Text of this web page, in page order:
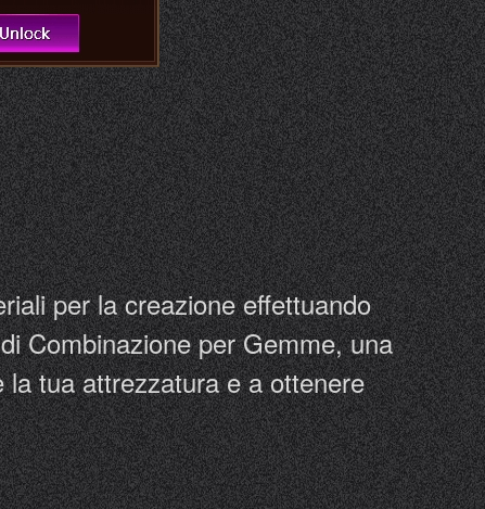
per la creazione effettuando
Combinazione per Gemme, una
tua attrezzatura e a ottenere